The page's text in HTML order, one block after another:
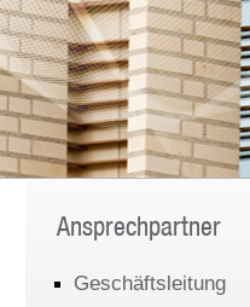
Ansprechpartner
Geschäftsleitung